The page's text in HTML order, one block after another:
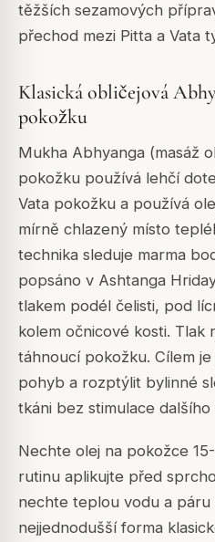
těžších sezamových
přechod mezi Pitta a Vata
Klasická obličejová
pokožku
Mukha Abhyanga (masáž
pokožku používá lehčí
Vata pokožku a používá
mírně chlazený místo
technika sleduje marma
popsáno v Ashtanga
tlakem podél čelisti, pod
kolem očnicové kosti. Tlak
táhnoucí pokožku. Cílem
pohyb a rozptýlit bylinné
tkáni bez stimulace dalšího
Nechte olej na pokožce
rutinu aplikujte před
nechte teplou vodu a páru
nejjednodušší forma